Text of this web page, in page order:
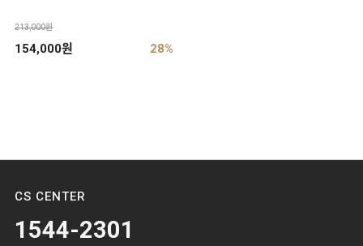
213,000원
154,000원 28%
CS CENTER
1544-2301